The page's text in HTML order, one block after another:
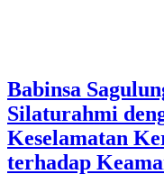
Babinsa
Silaturahmi
Keselamatan
terhadap